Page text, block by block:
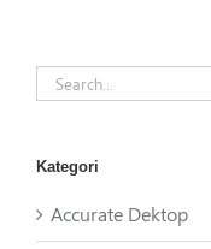
Search
for:
Kategori
Accurate Dektop